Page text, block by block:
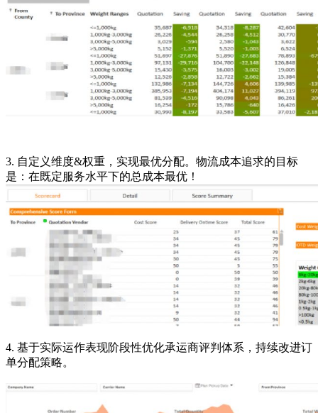
3. 自定义维度&权重，实现最优分配。物流成本追求的目标
是：在既定服务水平下的总成本最优！
4. 基于实际运作表现阶段性优化承运商评判体系，持续改进订
单分配策略。